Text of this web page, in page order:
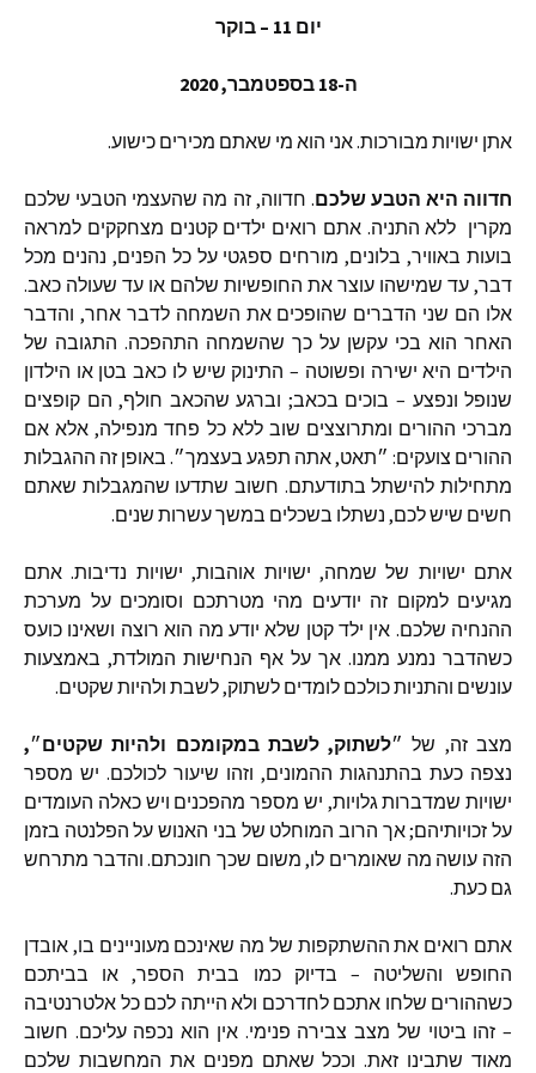
יום בוקר
ה-18 בספטמבר, 2020
אתן ישויות מבורכות.אני הוא מי שאתם מכירים כישוע.
חדווה היא הטבע שלכם. חדווה,זה מה שהעצמי הטבעי שלכם
מקרין ללא התניה.אתם רואים ילדים קטנים מצחקקים למראה
בועות באוויר, בלונים, מורחים ספגטי על כל הפנים, נהנים מכל
דבר, עד שמישהו עוצר את החופשיות שלהם או עד שעולה כאב.
אלו הם שני הדברים שהופכים את השמחה לדבר אחר, והדבר
האחר הוא בכי עקשן על כך שהשמחה התהפכה. התגובה של
הילדים היא ישירה ופשוטה – התינוק שיש לו כאב בטן או הילדון
שנופל ונפצע – בוכים בכאב; וברגע שהכאב חולף, הם קופצים
מברכי ההורים ומתרוצצים שוב ללא כל פחד מנפילה, אלא אם
ההורים צועקים: ״תאט,אתה תפגע בעצמך״. באופן זה ההגבלות
מתחילות להישתל בתודעתם. חשוב שתדעו שהמגבלות שאתם
חשים שישלכם, נשתלו בשכלים במשךעשרות שנים.
אתם ישויות של שמחה, ישויות אוהבות, ישויות נדיבות. אתם
מגיעים למקום זה יודעים מהי מטרתכם וסומכים על מערכת
ההנחיה שלכם. אין ילד קטן שלא יודע מה הוא רוצה ושאינו כועס
כשהדבר נמנע ממנו. אך על אף הנחישות המולדת, באמצעות
עונשים והתניותכולכם לומדים לשתוק,לשבת ולהיות שקטים.
מצב זה, של ״לשתוק,לשבת במקומכם ולהיות שקטים״,
נצפה כעת בהתנהגות ההמונים, וזהו שיעור לכולכם. יש מספר
ישויות שמדברות גלויות, יש מספר מהפכנים ויש כאלה העומדים
על זכויותיהם;אך הרוב המוחלט של בני האנוש על הפלנטה בזמן
הזה עושה מה שאומרים לו, משום שכך חונכתם. והדבר מתרחש
גם כעת.
אתם רואים את ההשתקפות של מה שאינכם מעוניינים בו, אובדן
החופש והשליטה – בדיוק כמו בבית הספר, או
בביתכם
כשההורים שלחו אתכם לחדרכם ולא הייתה לכם כל אלטרנטיבה
– זהו ביטוי של מצב צבירה פנימי.אין הוא נכפה עליכם. חשוב
מאוד שתבינו זאת. וככל שאתם מפנים את המחשבות שלכם